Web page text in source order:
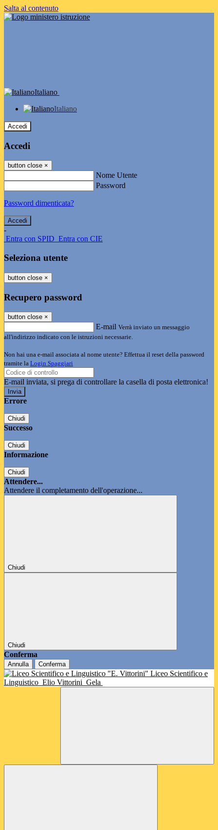
Salta al contenuto
Italiano
Italiano
Accedi
Accedi
button close ×
Nome Utente
Password
Password dimenticata?
-
Entra con SPID Entra con CIE
Seleziona utente
button close ×
Recupero password
button close ×
E-mail Verrà inviato un messaggio
all'indirizzo indicato con le istruzioni necessarie.
Non hai una e-mail associata al nome utente? Effettua il reset della password
tramite la Login Spaggiari
E-mail inviata, si prega di controllare la casella di posta elettronica!
Errore
Chiudi
Successo
Chiudi
Informazione
Chiudi
Attendere...
Attendere il completamento dell'operazione...
Chiudi
Chiudi
Conferma
Annulla Conferma
Liceo Scientifico e
Linguistico Elio Vittorini Gela